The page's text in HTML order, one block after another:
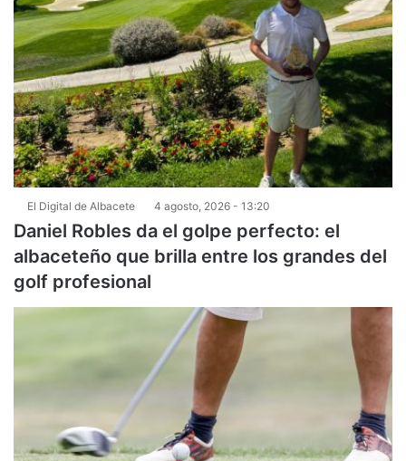
El Digital de Albacete 4 agosto, 2026 - 13:20
Daniel Robles da el golpe perfecto: el
albaceteño que brilla entre los grandes del
golf profesional